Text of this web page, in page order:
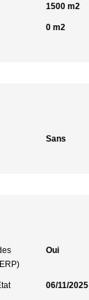
1500 m2
0 m2
Sans
Oui
06/11/2025